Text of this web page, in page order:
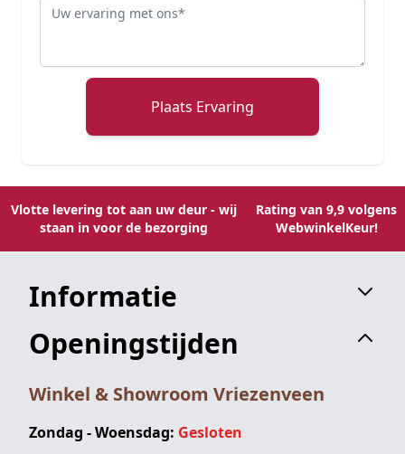
Review
Plaats Ervaring
Vlotte levering tot aan uw deur - wij
staan in voor de bezorging
Rating van 9,9 volgens
WebwinkelKeur!
Informatie
Openingstijden
Winkel & Showroom Vriezenveen
Zondag - Woensdag: Gesloten